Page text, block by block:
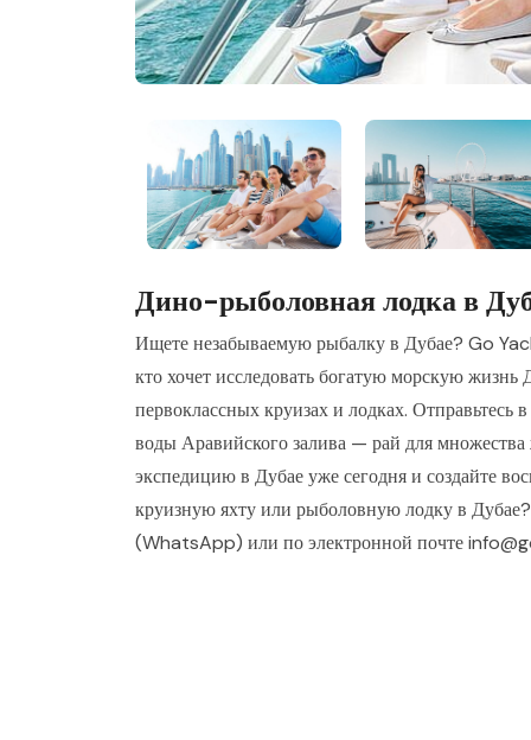
Дино-рыболовная лодка в
Ищете незабываемую рыбалку в Дубае? Go
кто хочет исследовать богатую морскую
первоклассных круизах и лодках. Отправьтесь
воды Аравийского залива — рай для
экспедицию в Дубае уже сегодня и создайте
круизную яхту или рыболовную лодку в
(WhatsApp) или по электронной почте